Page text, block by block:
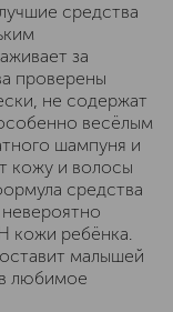
средства
за
проверены
не содержат
весёлым
шампуня и
кожу и волосы
средства
кожи ребёнка.
малышей
любимое